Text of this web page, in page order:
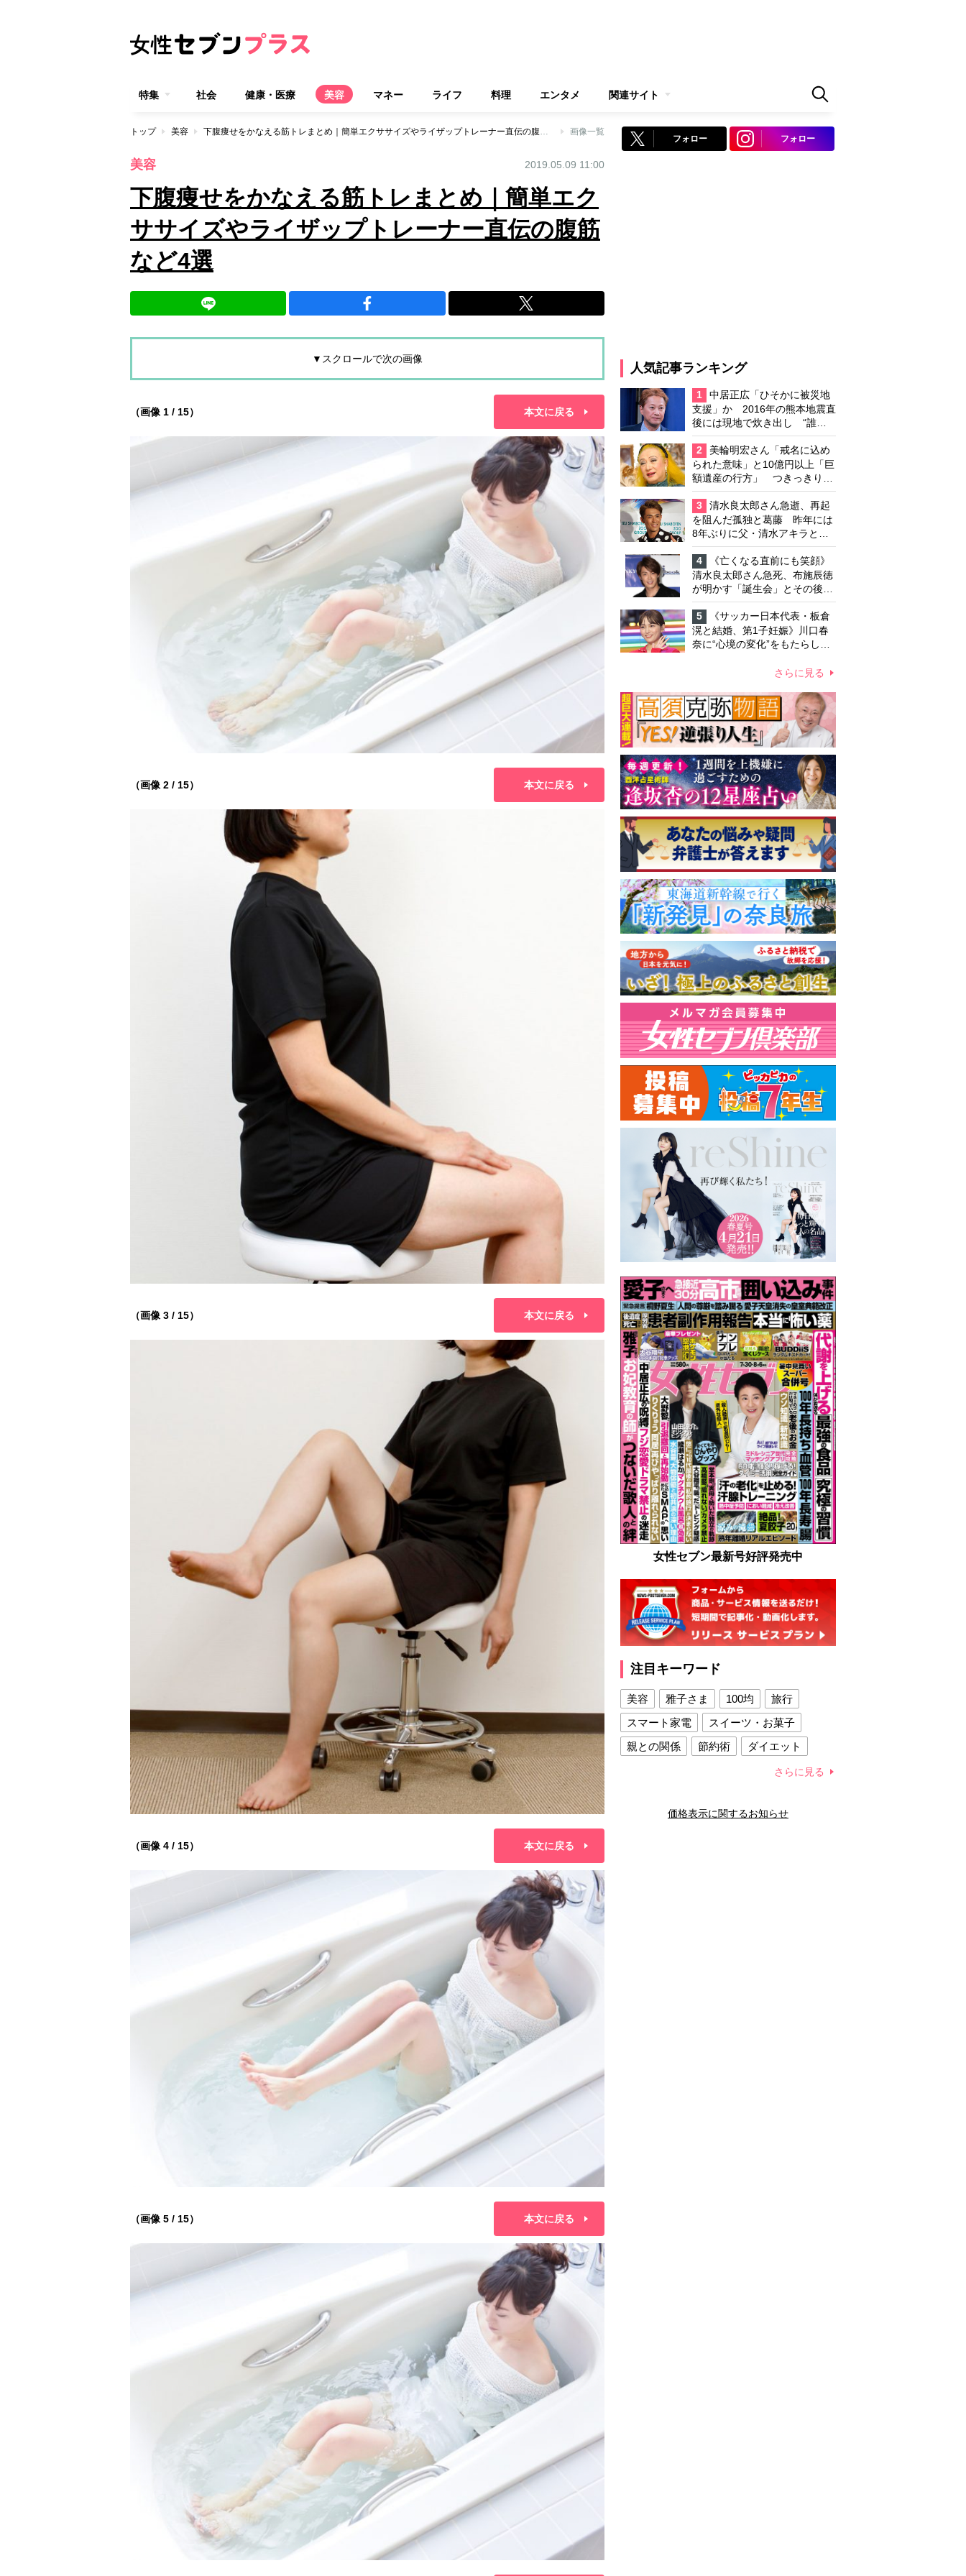
特集 社会 健康・医療 美容 マネー ライフ 料理 エンタメ 関連サイト
トップ 美容 下腹痩せをかなえる筋トレまとめ｜簡単エクササイズやライザップトレーナー直伝の腹筋など4選 画像一覧
美容 2019.05.09 11:00
下腹痩せをかなえる筋トレまとめ｜簡単エク
ササイズやライザップトレーナー直伝の腹筋
など4選
▼スクロールで次の画像
（画像 1 / 15） 本文に戻る
（画像 2 / 15） 本文に戻る
（画像 3 / 15） 本文に戻る
（画像 4 / 15） 本文に戻る
（画像 5 / 15） 本文に戻る
フォロー フォロー
人気記事ランキング
1
中居正広「ひそかに被災地
支援」か 2016年の熊本地震直
後には現地で炊き出し “誰に
も知られなくて良い”と、むし
ろ強まる福祉活動への思い
2
美輪明宏さん「戒名に込め
られた意味」と10億円以上「巨
額遺産の行方」 つきっきりで
私生活をサポートしていた元俳
優が相続か
3
清水良太郎さん急逝、再起
を阻んだ孤独と葛藤 昨年には
8年ぶりに父・清水アキラと共
演、本格的な活動再開に向かっ
ていたが…周囲が懸念していた
「不安定なところ」
4
《亡くなる直前にも笑顔》
清水良太郎さん急死、布施辰徳
が明かす「誕生会」とその後の
メッセージ
5
《サッカー日本代表・板倉
滉と結婚、第1子妊娠》川口春
奈に“心境の変化”をもたらした
って「がんに蝕まれる母」を演
さらに見る
女性セブン最新号好評発売中
注目キーワード
美容 雅子さま 100均
旅行
スマート家電
スイーツ・お菓子
親との関係
節約術
ダイエット
夫との関係
新津春子 どか食い
さらに見る
価格表示に関するお知らせ